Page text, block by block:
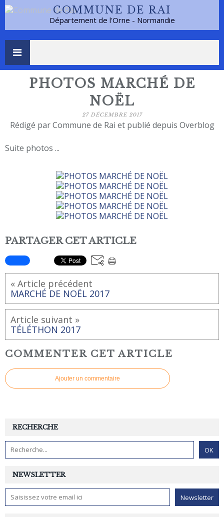
COMMUNE DE RAI
Département de l'Orne - Normandie
PHOTOS MARCHÉ DE
NOËL
27 DÉCEMBRE 2017
Rédigé par Commune de Rai et publié depuis Overblog
Suite photos ...
PARTAGER CET ARTICLE
« Article précédent
MARCHÉ DE NOËL 2017
Article suivant »
TÉLÉTHON 2017
COMMENTER CET ARTICLE
Ajouter un commentaire
NEWSLETTER
RECHERCHE